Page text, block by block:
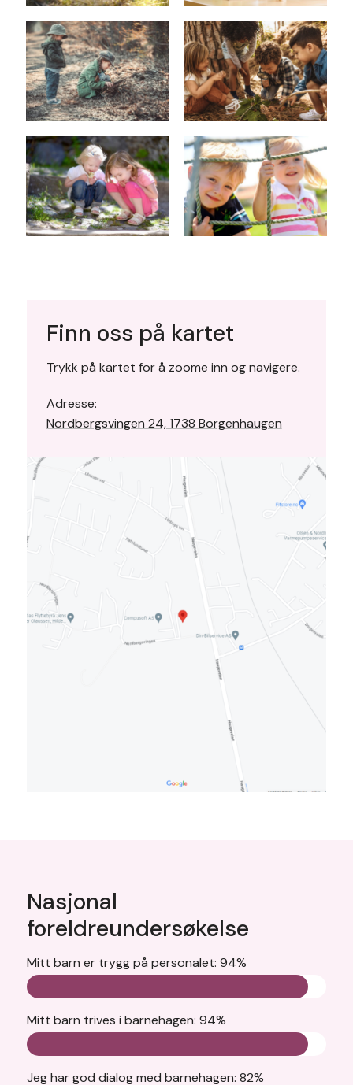
Finn oss på kartet
Trykk på kartet for å zoome inn og navigere.
Adresse:
Nordbergsvingen 24, 1738 Borgenhaugen
Nasjonal
foreldreundersøkelse
Mitt barn er trygg på personalet: 94%
Mitt barn trives i barnehagen: 94%
Jeg har god dialog med barnehagen: 82%